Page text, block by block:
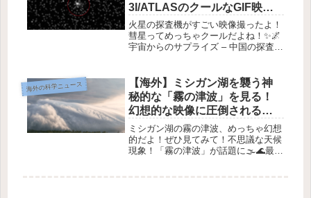
3I/ATLASのクールなGIF映像
を公開
火星の探査機がすごい映像撮ったよ！
彗星ってめっちゃクールだよね！✨🌌
宇宙からのサプライズ – 中国の探査機
の7月1日、天文学者たちは
「3I/ATLAS」と呼ばれ...
海外の科学ニュース
【海外】ミシガン湖を襲う神
秘的な「霧の津波」を見る！
幻想的な映像に圧倒される体
験をシェア！
ミシガン湖の霧の津波、めっちゃ幻想
的だよ！ぜひ見てみて！不思議な天候
現象！「霧の津波」が話題に🌫️🌊最